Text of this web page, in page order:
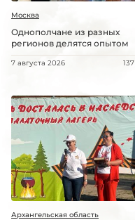
Москва
Однополчане из разных
регионов делятся опытом
7 августа 2026 137
Архангельская область